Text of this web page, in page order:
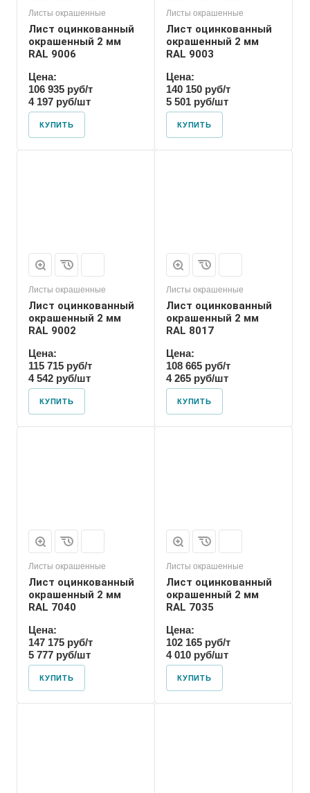
Листы окрашенные
Лист оцинкованный
окрашенный 2 мм
RAL 9006
Цена:
106 935 руб/т
4 197 руб/шт
КУПИТЬ
Листы окрашенные
Лист оцинкованный
окрашенный 2 мм
RAL 9003
Цена:
140 150 руб/т
5 501 руб/шт
КУПИТЬ
Листы окрашенные
Лист оцинкованный
окрашенный 2 мм
RAL 9002
Цена:
115 715 руб/т
4 542 руб/шт
КУПИТЬ
Листы окрашенные
Лист оцинкованный
окрашенный 2 мм
RAL 8017
Цена:
108 665 руб/т
4 265 руб/шт
КУПИТЬ
Листы окрашенные
Лист оцинкованный
окрашенный 2 мм
RAL 7040
Цена:
147 175 руб/т
5 777 руб/шт
КУПИТЬ
Листы окрашенные
Лист оцинкованный
окрашенный 2 мм
RAL 7035
Цена:
102 165 руб/т
4 010 руб/шт
КУПИТЬ